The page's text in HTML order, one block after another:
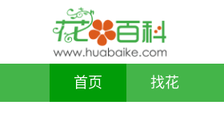
首页 找花